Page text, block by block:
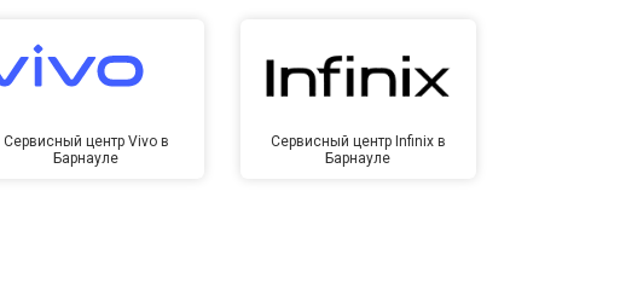
Сервисный центр Vivo в
Барнауле
Сервисный центр Infinix в
Барнауле